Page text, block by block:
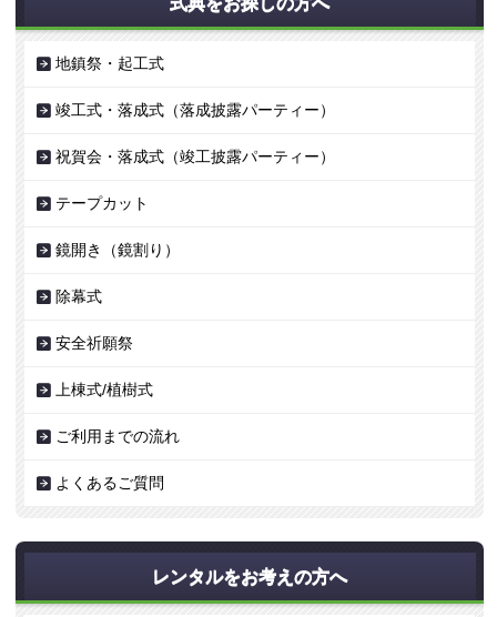
地鎮祭・起工式
竣工式・落成式（落成披露パーティー）
祝賀会・落成式（竣工披露パーティー）
テープカット
鏡開き（鏡割り）
除幕式
安全祈願祭
上棟式/植樹式
ご利用までの流れ
よくあるご質問
レンタルをお考えの方へ